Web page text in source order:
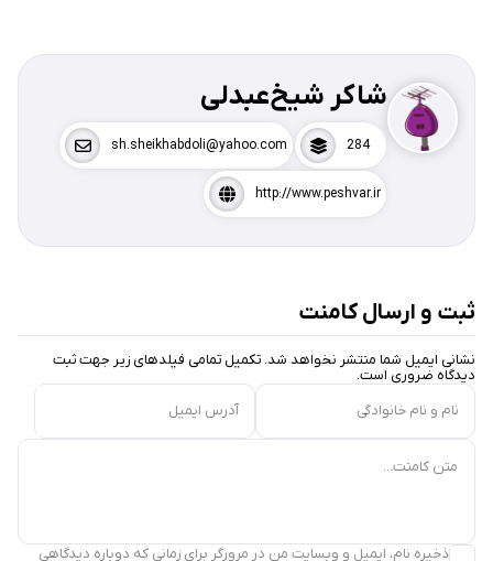
شاکر شیخ‌عبدلی
284
sh.sheikhabdoli@yahoo.com
http://www.peshvar.ir
ثبت و ارسال کامنت
نشانی ایمیل شما منتشر نخواهد شد. تکمیل تمامی فیلد‌های زیر جهت ثبت
دیدگاه ضروری است.
نام و نام خانوادگی
آدرس ایمیل
متن کامنت...
ذخیره نام، ایمیل و وبسایت من در مرورگر برای زمانی که دوباره دیدگاهی